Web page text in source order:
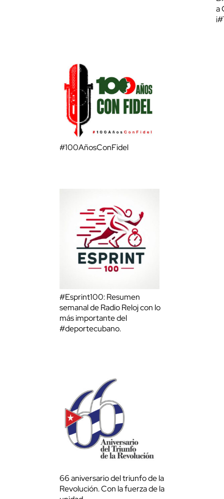
a
#100AñosConFidel
#Esprint100: Resumen
semanal de Radio Reloj con lo
más importante del
#deportecubano.
66 aniversario del triunfo de la
Revolución. Con la fuerza de la